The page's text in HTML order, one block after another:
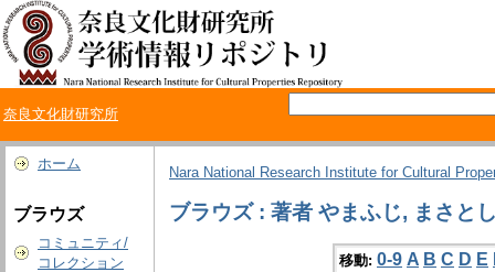
奈良文化財研究所
ホーム
ブラウズ
コミュニティ/
コレクション
Nara National Research Institute for Cultural
ブラウズ : 著者 やまふじ, まさと
移動: 0-9 A B C D E